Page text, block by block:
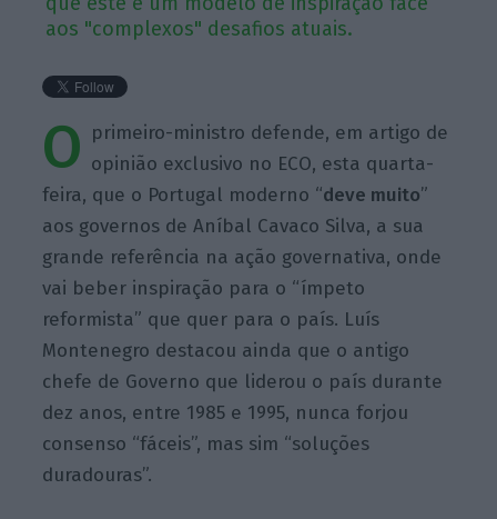
aos "complexos" desafios atuais.
O primeiro-ministro defende, em artigo de
opinião exclusivo no ECO, esta quarta-
feira, que o Portugal moderno “deve muito”
aos governos de Aníbal Cavaco Silva, a sua
grande referência na ação governativa, onde
vai beber inspiração para o “ímpeto
reformista” que quer para o país. Luís
Montenegro destacou ainda que o antigo
chefe de Governo que liderou o país durante
dez anos, entre 1985 e 1995, nunca forjou
consenso “fáceis”, mas sim “soluções
duradouras”.